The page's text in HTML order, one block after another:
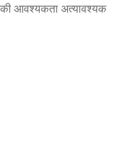
आवश्यकता अत्यावश्यक